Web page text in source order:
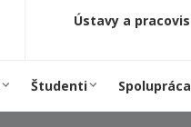
Ústavy a
Študenti Spolupráca